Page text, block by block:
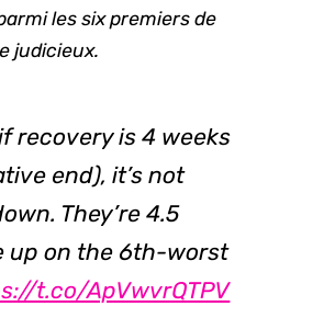
les six premiers de
judicieux.
recovery is 4 weeks
end), it’s not
They’re 4.5
up on the 6th-worst
t.co/ApVwvrQTPV